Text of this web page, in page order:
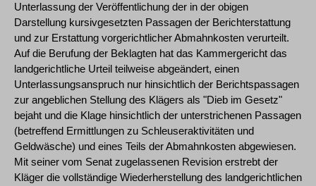
Unterlassung der Veröffentlichung der in der obigen
Darstellung kursivgesetzten Passagen der Berichterstattung
und zur Erstattung vorgerichtlicher Abmahnkosten verurteilt.
Auf die Berufung der Beklagten hat das Kammergericht das
landgerichtliche Urteil teilweise abgeändert, einen
Unterlassungsanspruch nur hinsichtlich der Berichtspassagen
zur angeblichen Stellung des Klägers als "Dieb im Gesetz"
bejaht und die Klage hinsichtlich der unterstrichenen Passagen
(betreffend Ermittlungen zu Schleuseraktivitäten und
Geldwäsche) und eines Teils der Abmahnkosten abgewiesen.
Mit seiner vom Senat zugelassenen Revision erstrebt der
Kläger die vollständige Wiederherstellung des landgerichtlichen